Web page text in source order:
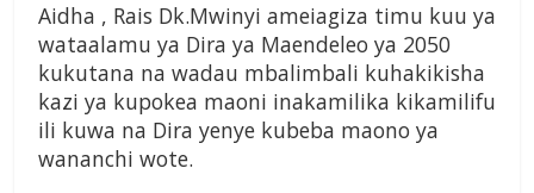
Aidha , Rais Dk.Mwinyi ameiagiza timu kuu ya
wataalamu ya Dira ya Maendeleo ya 2050
kukutana na wadau mbalimbali kuhakikisha
kazi ya kupokea maoni inakamilika kikamilifu
ili kuwa na Dira yenye kubeba maono ya
wananchi wote.